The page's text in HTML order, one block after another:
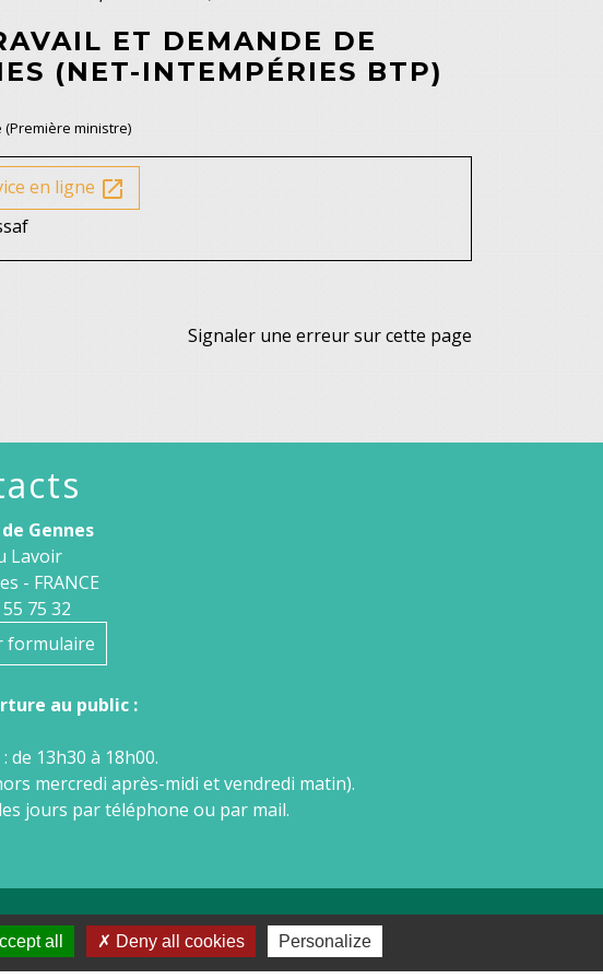
ET DEMANDE DE
(NET-INTEMPÉRIES BTP)
ministre)
en ligne open_in_new
Signaler une erreur sur cette page
Gennes
Lavoir
- FRANCE
75 32
formulaire
au public :
de 13h30 à 18h00.
mercredi après-midi et vendredi matin).
jours par téléphone ou par mail.
Accessibilité Plan du site - Gestion des cookies
all Deny all cookies Personalize